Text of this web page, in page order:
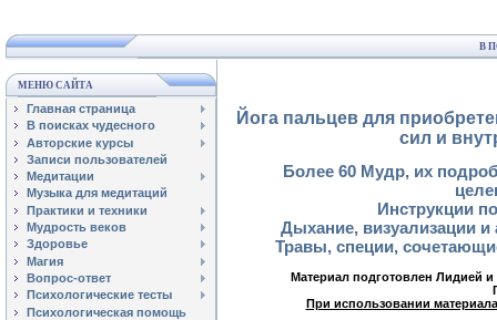
В
МЕНЮ САЙТА
Главная страница
В поисках чудесного
Авторские курсы
Записи пользователей
Медитации
Музыка для медитаций
Практики и техники
Мудрость веков
Здоровье
Магия
Вопрос-ответ
Психологические тесты
Психологическая помощь
Йога пальцев для
сил и
Более 60 Мудр, их
Инструкции
Дыхание, визуализации
Травы, специи,
Материал подготовлен Лидией
При использовании